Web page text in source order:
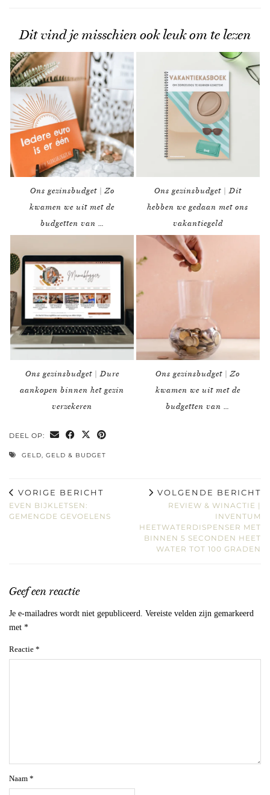
Dit vind je misschien ook leuk om te lezen
Ons gezinsbudget | Zo
kwamen we uit met de
budgetten van …
Ons gezinsbudget | Dit
hebben we gedaan met ons
vakantiegeld
Ons gezinsbudget | Dure
aankopen binnen het gezin
verzekeren
Ons gezinsbudget | Zo
kwamen we uit met de
budgetten van …
DEEL OP:
GELD, GELD & BUDGET
VORIGE BERICHT
EVEN BIJKLETSEN:
GEMENGDE GEVOELENS
VOLGENDE BERICHT
REVIEW & WINACTIE |
INVENTUM
HEETWATERDISPENSER MET
BINNEN 5 SECONDEN HEET
WATER TOT 100 GRADEN
Geef een reactie
Je e-mailadres wordt niet gepubliceerd.
Vereiste velden zijn gemarkeerd
met *
Reactie *
Naam *